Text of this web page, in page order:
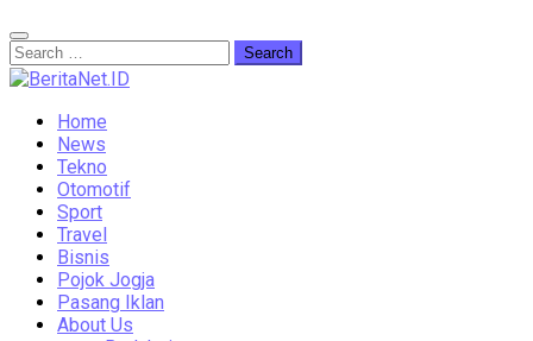
Home
News
Tekno
Otomotif
Sport
Travel
Bisnis
Pojok Jogja
Pasang Iklan
About Us